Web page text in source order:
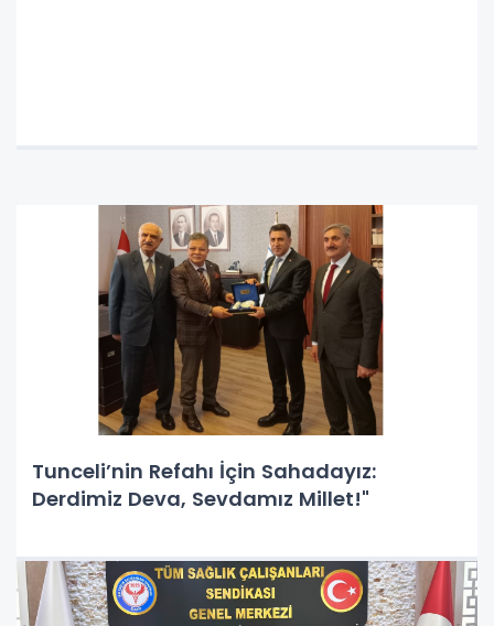
Tunceli’nin Refahı İçin Sahadayız:
Derdimiz Deva, Sevdamız Millet!"